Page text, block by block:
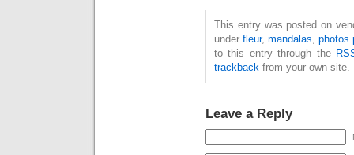
This entry was posted on
under fleur, mandalas photos
to this entry through the
trackback from your own site.
Leave a Reply